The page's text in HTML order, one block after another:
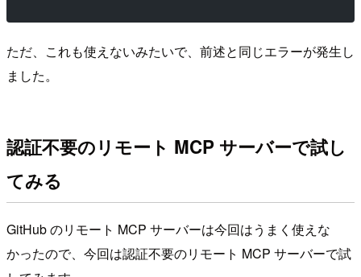
ただ、これも使えないみたいで、前述と同じエラーが発生し
ました。
認証不要のリモート MCP サーバーで試し
てみる
GitHub のリモート MCP サーバーは今回はうまく使えな
かったので、今回は認証不要のリモート MCP サーバーで試